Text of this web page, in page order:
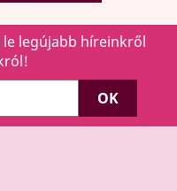
legújabb híreinkről